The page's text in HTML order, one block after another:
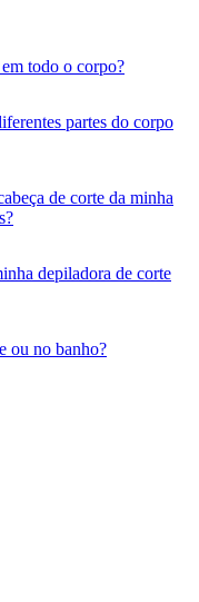
todo o corpo?
partes do corpo
de corte da minha
depiladora de corte
ou no banho?